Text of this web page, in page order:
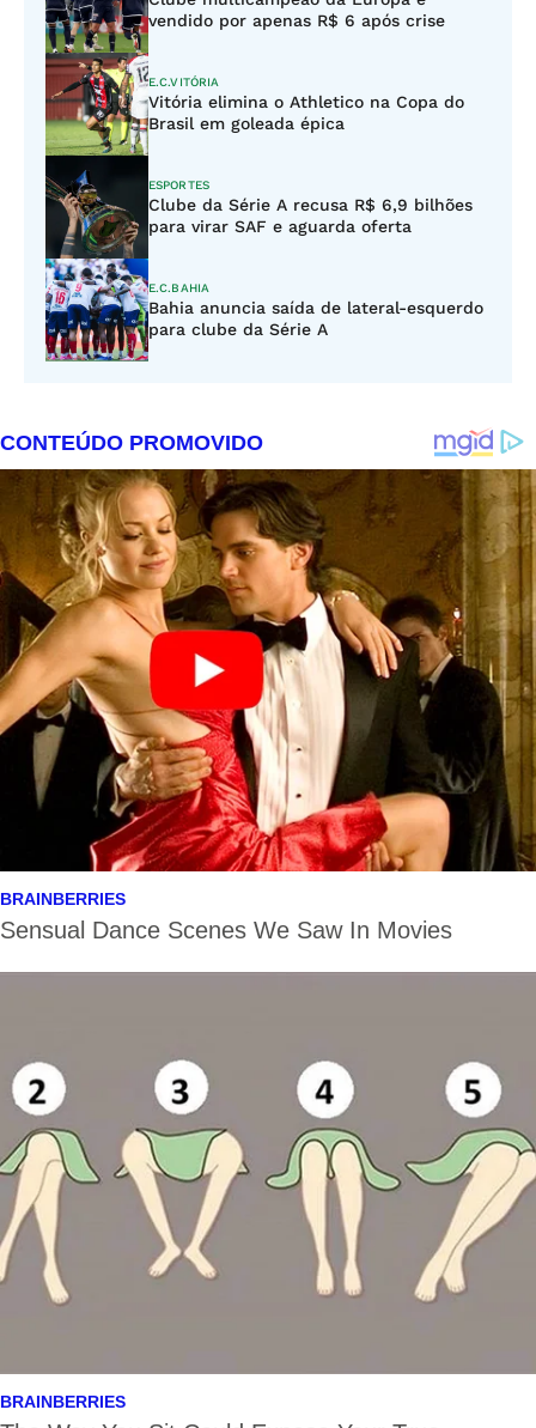
vendido por apenas R$ 6 após crise
E.C.VITÓRIA
Vitória elimina o Athletico na Copa do
Brasil em goleada épica
ESPORTES
Clube da Série A recusa R$ 6,9 bilhões
para virar SAF e aguarda oferta
E.C.BAHIA
Bahia anuncia saída de lateral-esquerdo
para clube da Série A